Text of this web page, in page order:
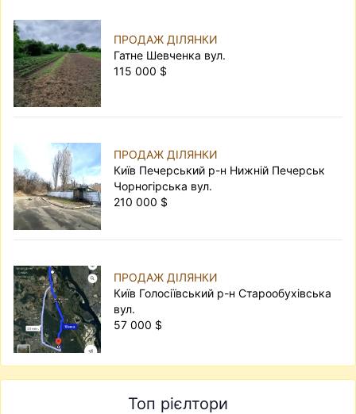
ПРОДАЖ ДІЛЯНКИ
Гатне Шевченка вул.
115 000 $
ПРОДАЖ ДІЛЯНКИ
Київ Печерський р-н Нижній Печерськ
Чорногірська вул.
210 000 $
ПРОДАЖ ДІЛЯНКИ
Київ Голосіївський р-н Старообухівська
вул.
57 000 $
Топ рієлтори